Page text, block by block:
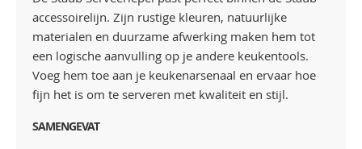
accessoirelijn. Zijn rustige kleuren, natuurlijke
materialen en duurzame afwerking maken hem tot
een logische aanvulling op je andere keukentools.
Voeg hem toe aan je keukenarsenaal en ervaar hoe
fijn het is om te serveren met kwaliteit en stijl.
SAMENGEVAT